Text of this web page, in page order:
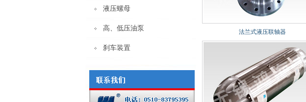
液压螺母
高、低压油泵
刹车装置
法兰式液压联轴器